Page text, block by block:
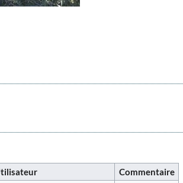
Commentaire